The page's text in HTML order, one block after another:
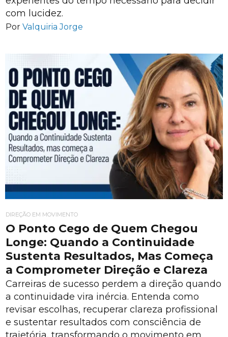
com lucidez.
Por Valquiria Jorge
DIREÇÃO EM MOVIMENTO
O Ponto Cego de Quem Chegou
Longe: Quando a Continuidade
Sustenta Resultados, Mas Começa
a Comprometer Direção e Clareza
Carreiras de sucesso perdem a direção quando
a continuidade vira inércia. Entenda como
revisar escolhas, recuperar clareza profissional
e sustentar resultados com consciência de